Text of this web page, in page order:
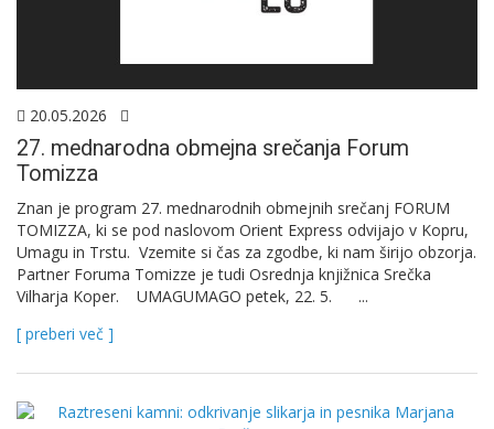
20.05.2026
27. mednarodna obmejna srečanja Forum
Tomizza
Znan je program 27. mednarodnih obmejnih srečanj FORUM
TOMIZZA, ki se pod naslovom Orient Express odvijajo v Kopru,
Umagu in Trstu. Vzemite si čas za zgodbe, ki nam širijo obzorja.
Partner Foruma Tomizze je tudi Osrednja knjižnica Srečka
Vilharja Koper. UMAGUMAGO petek, 22. 5. ...
[ preberi več ]